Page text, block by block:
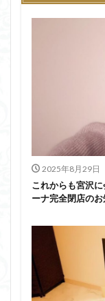
2025年8月29日
これからも宮沢
ーナ完全閉店のお